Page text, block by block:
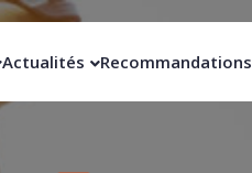
Actualités Recommandations